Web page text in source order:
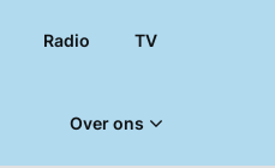
Radio TV
Over ons